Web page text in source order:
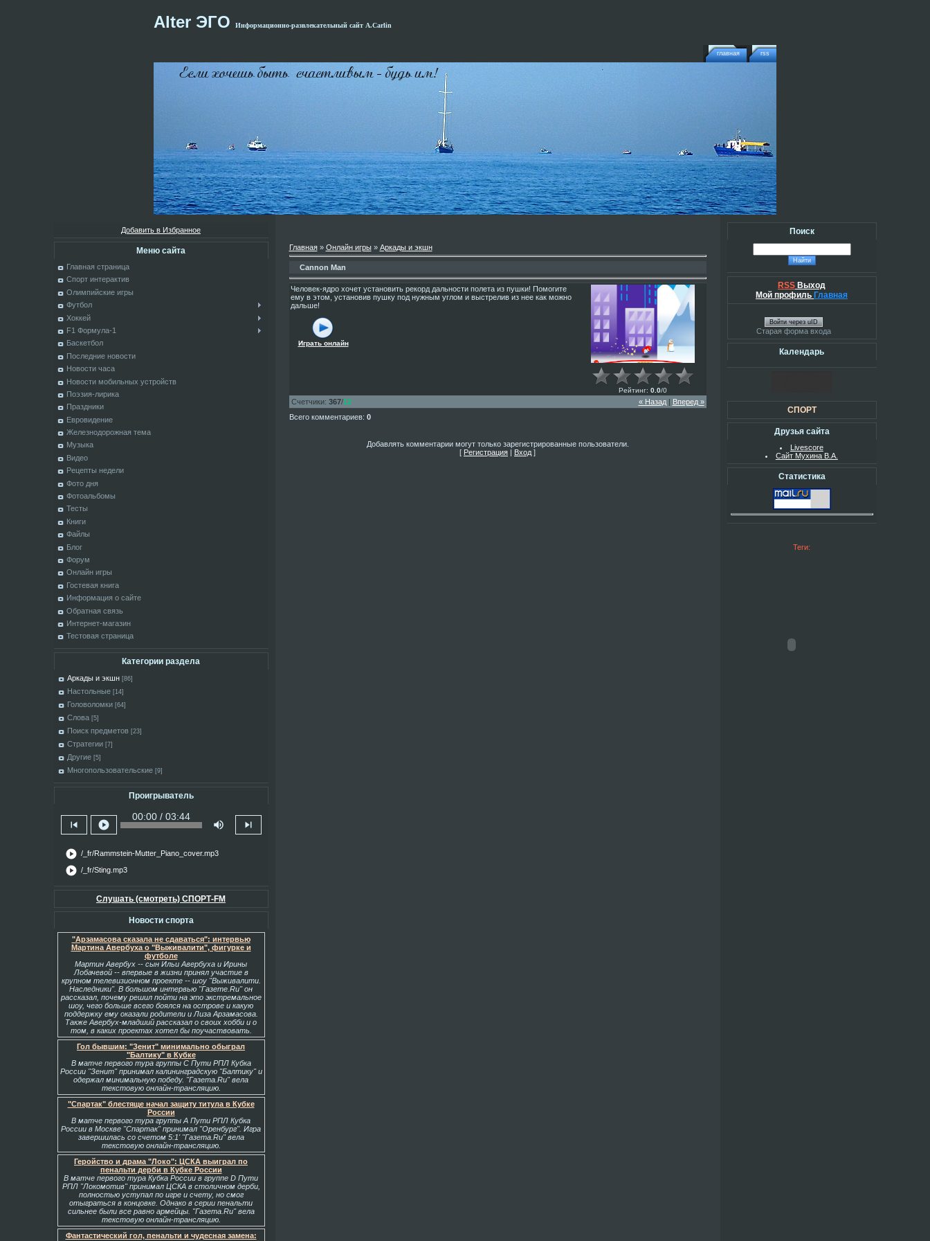
Alter ЭГО Информационно-развлекательный сайт А.Carlin
rss
главная
Добавить в Избранное
Меню сайта
Главная страница
Спорт интерактив
Олимпийские игры
Футбол
Хоккей
F1 Формула-1
Баскетбол
Последние новости
Новости часа
Новости мобильных устройств
Поэзия-лирика
Праздники
Евровидение
Железнодорожная тема
Музыка
Видео
Рецепты недели
Фото дня
Фотоальбомы
Тесты
Книги
Файлы
Блог
Форум
Онлайн игры
Гостевая книга
Информация о сайте
Обратная связь
Интернет-магазин
Тестовая страница
Категории раздела
Аркады и экшн [86]
Настольные [14]
Головоломки [64]
Слова [5]
Поиск предметов [23]
Стратегии [7]
Другие [5]
Многопользовательские [9]
Проигрыватель
skip_previous play_circle
00:00 / 03:44
volume_up skip_next
play_circle /_fr/Rammstein-Mutter_Piano_cover.mp3
play_circle /_fr/Sting.mp3
Слушать (смотреть) СПОРТ-FM
Новости спорта
"Арзамасова сказала не сдаваться": интервью
Мартина Авербуха о "Выживалити", фигурке и
футболе
Мартин Авербух -- сын Ильи Авербуха и Ирины
Лобачевой -- впервые в жизни принял участие в
крупном телевизионном проекте -- шоу "Выживалити.
Наследники". В большом интервью "Газете.Ru" он
рассказал, почему решил пойти на это экстремальное
шоу, чего больше всего боялся на острове и какую
поддержку ему оказали родители и Лиза Арзамасова.
Также Авербух-младший рассказал о своих хобби и о
том, в каких проектах хотел бы поучаствовать.
Гол бывшим: "Зенит" минимально обыграл
"Балтику" в Кубке
В матче первого тура группы С Пути РПЛ Кубка
России "Зенит" принимал калининградскую "Балтику" и
одержал минимальную победу. "Газета.Ru" вела
текстовую онлайн-трансляцию.
"Спартак" блестяще начал защиту титула в Кубке
России
В матче первого тура группы А Пути РПЛ Кубка
России в Москве "Спартак" принимал "Оренбург". Игра
завершилась со счетом 5:1' "Газета.Ru" вела
текстовую онлайн-трансляцию.
Геройство и драма "Локо": ЦСКА выиграл по
пенальти дерби в Кубке России
В матче первого тура Кубка России в группе D Пути
РПЛ "Локомотив" принимал ЦСКА в столичном дерби,
полностью уступал по игре и счету, но смог
отыграться в концовке. Однако в серии пенальти
сильнее были все равно армейцы. "Газета.Ru" вела
текстовую онлайн-трансляцию.
Фантастический гол, пенальти и чудесная замена:
Главная» Онлайн игры» Аркады и экшн
Cannon Man
Человек-ядро хочет установить рекорд дальности полета из пушки! Помогите
ему в этом, установив пушку под нужным углом и выстрелив из нее как можно
дальше!
Играть онлайн
Рейтинг: 0.0/0
« Назад| Вперед »
Счетчики: 367/12
Всего комментариев: 0
Добавлять комментарии могут только зарегистрированные пользователи.
[ Регистрация Вход ]
Поиск
RSS Выход
Мой профиль Главная
Войти через uID
Старая форма входа
Календарь
СПОРТ
Друзья сайта
Livescore
Сайт Мухина В.А.
Статистика
Теги: